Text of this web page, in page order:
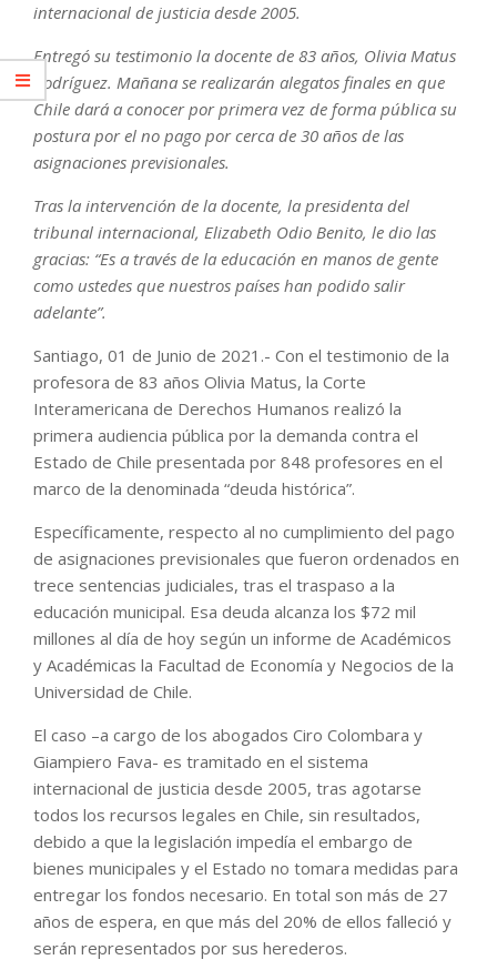
internacional de justicia desde 2005.
Entregó su testimonio la docente de 83 años, Olivia Matus
Rodríguez. Mañana se realizarán alegatos finales en que
Chile dará a conocer por primera vez de forma pública su
postura por el no pago por cerca de 30 años de las
asignaciones previsionales.
Tras la intervención de la docente, la presidenta del
tribunal internacional, Elizabeth Odio Benito, le dio las
gracias: “Es a través de la educación en manos de gente
como ustedes que nuestros países han podido salir
adelante”.
Santiago, 01 de Junio de 2021.- Con el testimonio de la
profesora de 83 años Olivia Matus, la Corte
Interamericana de Derechos Humanos realizó la
primera audiencia pública por la demanda contra el
Estado de Chile presentada por 848 profesores en el
marco de la denominada “deuda histórica”.
Específicamente, respecto al no cumplimiento del pago
de asignaciones previsionales que fueron ordenados en
trece sentencias judiciales, tras el traspaso a la
educación municipal. Esa deuda alcanza los $72 mil
millones al día de hoy según un informe de Académicos
y Académicas la Facultad de Economía y Negocios de la
Universidad de Chile.
El caso –a cargo de los abogados Ciro Colombara y
Giampiero Fava- es tramitado en el sistema
internacional de justicia desde 2005, tras agotarse
todos los recursos legales en Chile, sin resultados,
debido a que la legislación impedía el embargo de
bienes municipales y el Estado no tomara medidas para
entregar los fondos necesario. En total son más de 27
años de espera, en que más del 20% de ellos falleció y
serán representados por sus herederos.